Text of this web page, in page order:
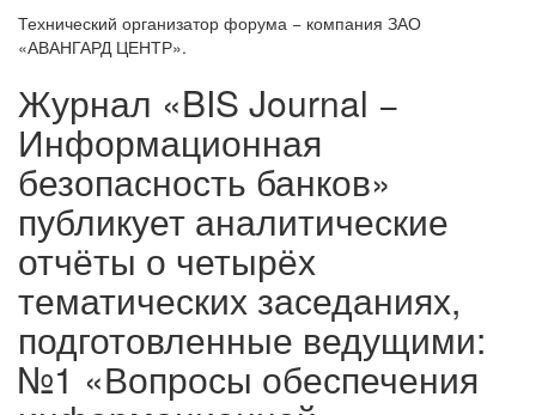
Технический организатор форума − компания ЗАО
«АВАНГАРД ЦЕНТР».
Журнал «BIS Journal −
Информационная
безопасность банков»
публикует аналитические
отчёты о четырёх
тематических заседаниях,
подготовленные ведущими:
№1 «Вопросы обеспечения